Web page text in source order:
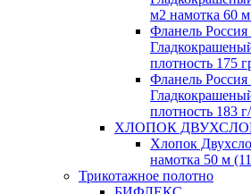
м2 намотка 60
Фланель Россия
плотность 175
Фланель Россия
плотность 183
ХЛОПОК
Хлопок
намотка 50 м
Трикотажное полотно